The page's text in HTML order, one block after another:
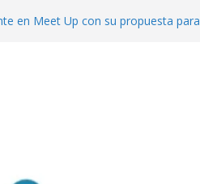
en Meet Up con su propuesta para